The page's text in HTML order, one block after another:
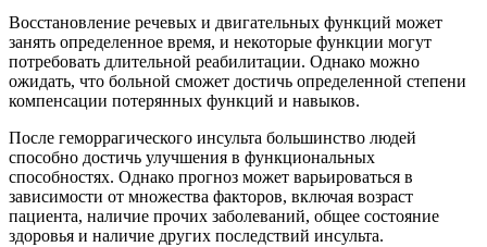
Восстановление речевых и двигательных функций может
занять определенное время, и некоторые функции могут
потребовать длительной реабилитации. Однако можно
ожидать, что больной сможет достичь определенной степени
компенсации потерянных функций и навыков.
После геморрагического инсульта большинство людей
способно достичь улучшения в функциональных
способностях. Однако прогноз может варьироваться в
зависимости от множества факторов, включая возраст
пациента, наличие прочих заболеваний, общее состояние
здоровья и наличие других последствий инсульта.